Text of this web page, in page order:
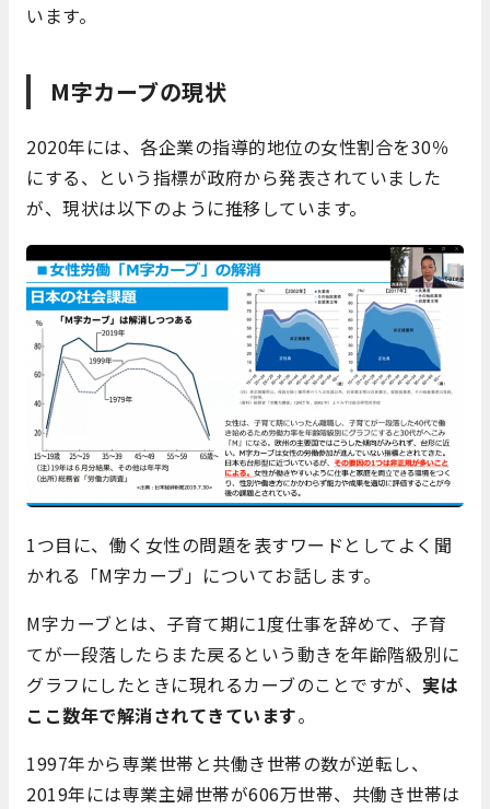
います。
M字カーブの現状
2020年には、各企業の指導的地位の女性割合を30％
にする、という指標が政府から発表されていました
が、現状は以下のように推移しています。
1つ目に、働く女性の問題を表すワードとしてよく聞
かれる「M字カーブ」についてお話します。
M字カーブとは、子育て期に1度仕事を辞めて、子育
てが一段落したらまた戻るという動きを年齢階級別に
グラフにしたときに現れるカーブのことですが、 実は
ここ数年で解消されてきています。
1997年から専業世帯と共働き世帯の数が逆転し、
2019年には専業主婦世帯が606万世帯、共働き世帯は